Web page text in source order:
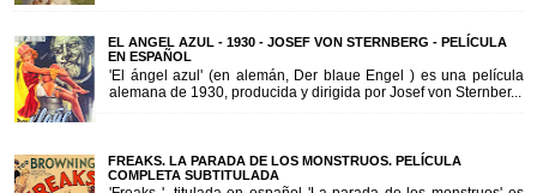
EL ANGEL AZUL - 1930 - JOSEF VON STERNBERG - PELÍCULA
EN ESPAÑOL
'El ángel azul' (en alemán, Der blaue Engel ) es una película
alemana de 1930, producida y dirigida por Josef von Sternber...
FREAKS. LA PARADA DE LOS MONSTRUOS. PELÍCULA
COMPLETA SUBTITULADA